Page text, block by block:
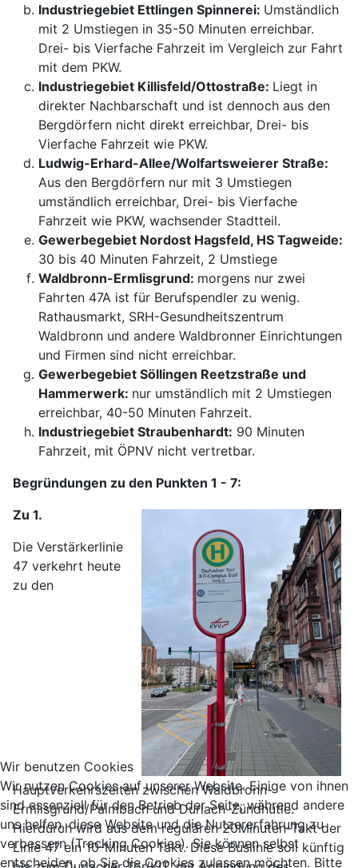
Industriegebiet Ettlingen Spinnerei: Umständlich
mit 2 Umstiegen in 35-50 Minuten erreichbar.
Drei- bis Vierfache Fahrzeit im Vergleich zur Fahrt
mit dem PKW.
Industriegebiet Killisfeld/Ottostraße: Liegt in
direkter Nachbarschaft und ist dennoch aus den
Bergdörfern nicht direkt erreichbar, Drei- bis
Vierfache Fahrzeit wie PKW.
Ludwig-Erhard-Allee/Wolfartsweierer Straße:
Aus den Bergdörfern nur mit 3 Umstiegen
umständlich erreichbar, Drei- bis Vierfache
Fahrzeit wie PKW, wachsender Stadtteil.
Gewerbegebiet Nordost Hagsfeld, HS Tagweide:
30 bis 40 Minuten Fahrzeit, 2 Umstiege
Waldbronn-Ermlisgrund: morgens nur zwei
Fahrten 47A ist für Berufspendler zu wenig.
Rathausmarkt, SRH-Gesundheitszentrum
Waldbronn und andere Waldbronner Einrichtungen
und Firmen sind nicht erreichbar.
Gewerbegebiet Söllingen Reetzstraße und
Hammerwerk: nur umständlich mit 2 Umstiegen
erreichbar, 40-50 Minuten Fahrzeit.
Industriegebiet Straubenhardt: 90 Minuten
Fahrzeit, mit ÖPNV nicht vertretbar.
Begründungen zu den Punkten 1 - 7:
Zu 1.
Die Verstärkerlinie
47 verkehrt heute
zu den
Hauptverkehrszeiten zwischen Waldbronn-
Ermlisgrund/Palmbach und Durlach-Zündhütle.
Hierdurch wird aus dem regulären 20Minuten-Takt der
Linie 47 ein 10-Minuten Takt. Diese Buslinie soll künftig
Wir benutzen Cookies
Wir nutzen Cookies auf unserer Website. Einige von ihnen
sind essenziell für den Betrieb der Seite, während andere
uns helfen, diese Website und die Nutzererfahrung zu
verbessern (Tracking Cookies). Sie können selbst
entscheiden, ob Sie die Cookies zulassen möchten. Bitte